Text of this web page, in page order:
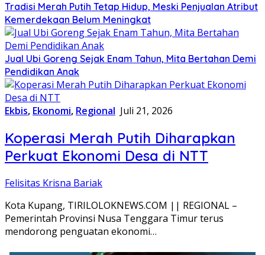
Tradisi Merah Putih Tetap Hidup, Meski Penjualan Atribut
Kemerdekaan Belum Meningkat
Jual Ubi Goreng Sejak Enam Tahun, Mita Bertahan Demi
Pendidikan Anak
Ekbis, Ekonomi, Regional Juli 21, 2026
Koperasi Merah Putih Diharapkan
Perkuat Ekonomi Desa di NTT
Felisitas Krisna Bariak
Kota Kupang, TIRILOLOKNEWS.COM || REGIONAL –
Pemerintah Provinsi Nusa Tenggara Timur terus
mendorong penguatan ekonomi…